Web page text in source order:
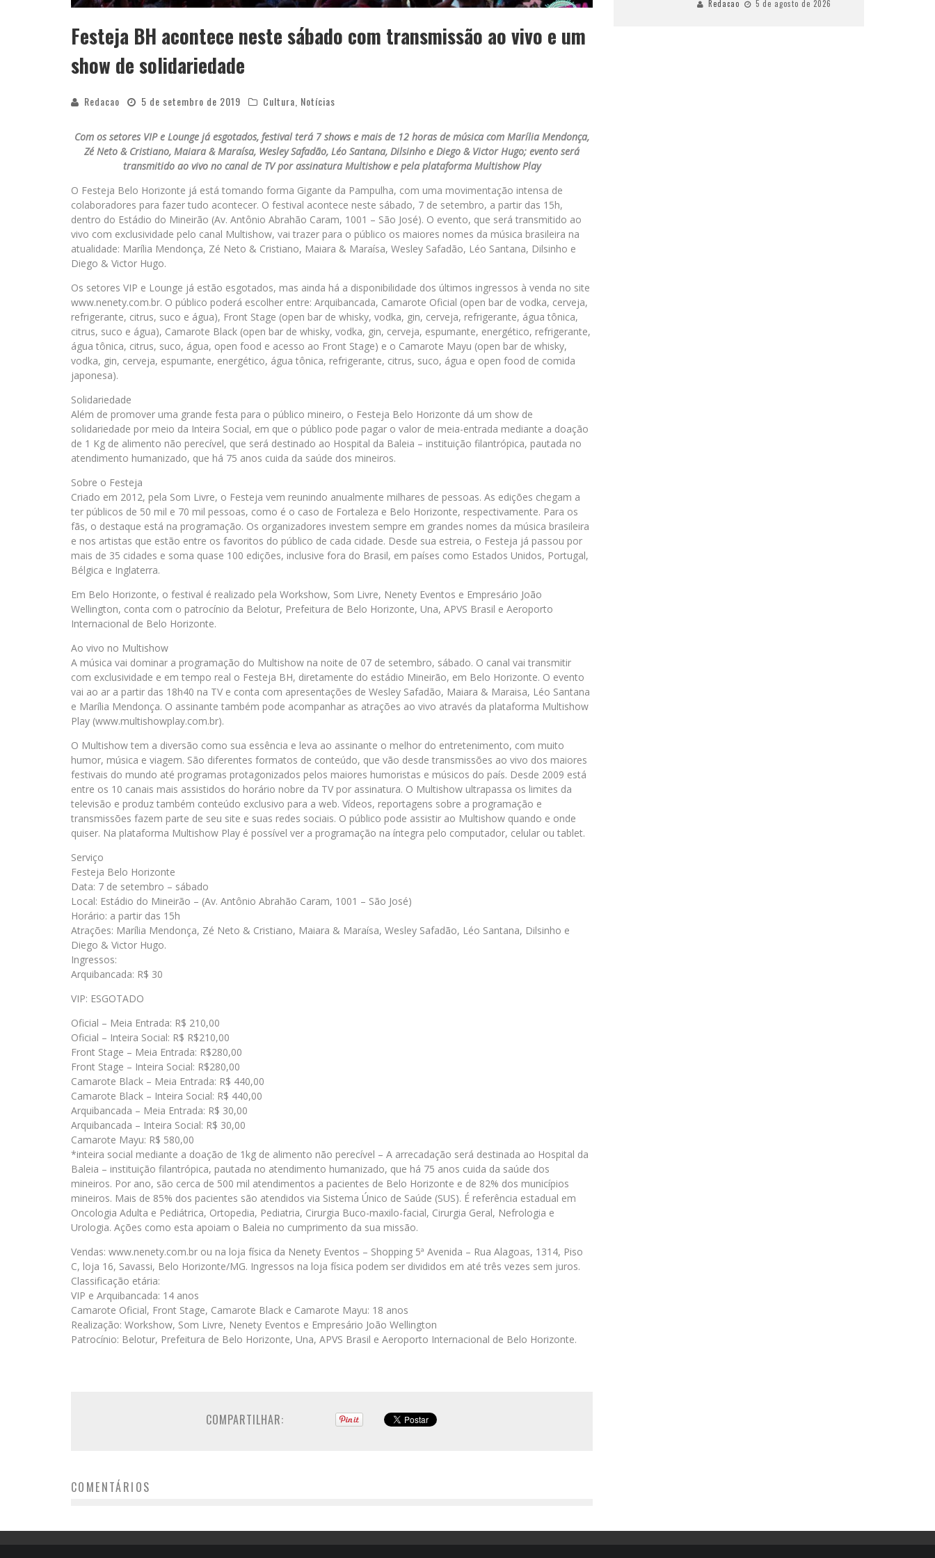
Festeja BH acontece neste sábado com transmissão ao vivo e um
show de solidariedade
Redacao 5 de setembro de 2019 Cultura Notícias
Com os setores VIP e Lounge já esgotados, festival terá 7 shows e mais de 12 horas de música com Marília Mendonça,
Zé Neto & Cristiano, Maiara & Maraísa, Wesley Safadão, Léo Santana, Dilsinho e Diego & Victor Hugo; evento será
transmitido ao vivo no canal de TV por assinatura Multishow e pela plataforma Multishow Play
O Festeja Belo Horizonte já está tomando forma Gigante da Pampulha, com uma movimentação intensa de
colaboradores para fazer tudo acontecer. O festival acontece neste sábado, 7 de setembro, a partir das 15h,
dentro do Estádio do Mineirão (Av. Antônio Abrahão Caram, 1001 – São José). O evento, que será transmitido ao
vivo com exclusividade pelo canal Multishow, vai trazer para o público os maiores nomes da música brasileira na
atualidade: Marília Mendonça, Zé Neto & Cristiano, Maiara & Maraísa, Wesley Safadão, Léo Santana, Dilsinho e
Diego & Victor Hugo.
Os setores VIP e Lounge já estão esgotados, mas ainda há a disponibilidade dos últimos ingressos à venda no site
www.nenety.com.br. O público poderá escolher entre: Arquibancada, Camarote Oficial (open bar de vodka, cerveja,
refrigerante, citrus, suco e água), Front Stage (open bar de whisky, vodka, gin, cerveja, refrigerante, água tônica,
citrus, suco e água), Camarote Black (open bar de whisky, vodka, gin, cerveja, espumante, energético, refrigerante,
água tônica, citrus, suco, água, open food e acesso ao Front Stage) e o Camarote Mayu (open bar de whisky,
vodka, gin, cerveja, espumante, energético, água tônica, refrigerante, citrus, suco, água e open food de comida
japonesa).
Solidariedade
Além de promover uma grande festa para o público mineiro, o Festeja Belo Horizonte dá um show de
solidariedade por meio da Inteira Social, em que o público pode pagar o valor de meia-entrada mediante a doação
de 1 Kg de alimento não perecível, que será destinado ao Hospital da Baleia – instituição filantrópica, pautada no
atendimento humanizado, que há 75 anos cuida da saúde dos mineiros.
Sobre o Festeja
Criado em 2012, pela Som Livre, o Festeja vem reunindo anualmente milhares de pessoas. As edições chegam a
ter públicos de 50 mil e 70 mil pessoas, como é o caso de Fortaleza e Belo Horizonte, respectivamente. Para os
fãs, o destaque está na programação. Os organizadores investem sempre em grandes nomes da música brasileira
e nos artistas que estão entre os favoritos do público de cada cidade. Desde sua estreia, o Festeja já passou por
mais de 35 cidades e soma quase 100 edições, inclusive fora do Brasil, em países como Estados Unidos, Portugal,
Bélgica e Inglaterra.
Em Belo Horizonte, o festival é realizado pela Workshow, Som Livre, Nenety Eventos e Empresário João
Wellington, conta com o patrocínio da Belotur, Prefeitura de Belo Horizonte, Una, APVS Brasil e Aeroporto
Internacional de Belo Horizonte.
Ao vivo no Multishow
A música vai dominar a programação do Multishow na noite de 07 de setembro, sábado. O canal vai transmitir
com exclusividade e em tempo real o Festeja BH, diretamente do estádio Mineirão, em Belo Horizonte. O evento
vai ao ar a partir das 18h40 na TV e conta com apresentações de Wesley Safadão, Maiara & Maraisa, Léo Santana
e Marília Mendonça. O assinante também pode acompanhar as atrações ao vivo através da plataforma Multishow
Play (www.multishowplay.com.br).
O Multishow tem a diversão como sua essência e leva ao assinante o melhor do entretenimento, com muito
humor, música e viagem. São diferentes formatos de conteúdo, que vão desde transmissões ao vivo dos maiores
festivais do mundo até programas protagonizados pelos maiores humoristas e músicos do país. Desde 2009 está
entre os 10 canais mais assistidos do horário nobre da TV por assinatura. O Multishow ultrapassa os limites da
televisão e produz também conteúdo exclusivo para a web. Vídeos, reportagens sobre a programação e
transmissões fazem parte de seu site e suas redes sociais. O público pode assistir ao Multishow quando e onde
quiser. Na plataforma Multishow Play é possível ver a programação na íntegra pelo computador, celular ou tablet.
Serviço
Festeja Belo Horizonte
Data: 7 de setembro – sábado
Local: Estádio do Mineirão – (Av. Antônio Abrahão Caram, 1001 – São José)
Horário: a partir das 15h
Atrações: Marília Mendonça, Zé Neto & Cristiano, Maiara & Maraísa, Wesley Safadão, Léo Santana, Dilsinho e
Diego & Victor Hugo.
Ingressos:
Arquibancada: R$ 30
VIP: ESGOTADO
Oficial – Meia Entrada: R$ 210,00
Oficial – Inteira Social: R$ R$210,00
Front Stage – Meia Entrada: R$280,00
Front Stage – Inteira Social: R$280,00
Camarote Black – Meia Entrada: R$ 440,00
Camarote Black – Inteira Social: R$ 440,00
Arquibancada – Meia Entrada: R$ 30,00
Arquibancada – Inteira Social: R$ 30,00
Camarote Mayu: R$ 580,00
*inteira social mediante a doação de 1kg de alimento não perecível – A arrecadação será destinada ao Hospital da
Baleia – instituição filantrópica, pautada no atendimento humanizado, que há 75 anos cuida da saúde dos
mineiros. Por ano, são cerca de 500 mil atendimentos a pacientes de Belo Horizonte e de 82% dos municípios
mineiros. Mais de 85% dos pacientes são atendidos via Sistema Único de Saúde (SUS). É referência estadual em
Oncologia Adulta e Pediátrica, Ortopedia, Pediatria, Cirurgia Buco-maxilo-facial, Cirurgia Geral, Nefrologia e
Urologia. Ações como esta apoiam o Baleia no cumprimento da sua missão.
Vendas: www.nenety.com.br ou na loja física da Nenety Eventos – Shopping 5ª Avenida – Rua Alagoas, 1314, Piso
C, loja 16, Savassi, Belo Horizonte/MG. Ingressos na loja física podem ser divididos em até três vezes sem juros.
Classificação etária:
VIP e Arquibancada: 14 anos
Camarote Oficial, Front Stage, Camarote Black e Camarote Mayu: 18 anos
Realização: Workshow, Som Livre, Nenety Eventos e Empresário João Wellington
Patrocínio: Belotur, Prefeitura de Belo Horizonte, Una, APVS Brasil e Aeroporto Internacional de Belo Horizonte.
COMPARTILHAR:
COMENTÁRIOS
Redacao 5 de agosto de 2026